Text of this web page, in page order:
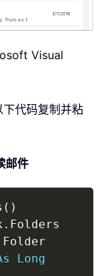
Visual
下代码复制并粘
邮件
( )
.
Long